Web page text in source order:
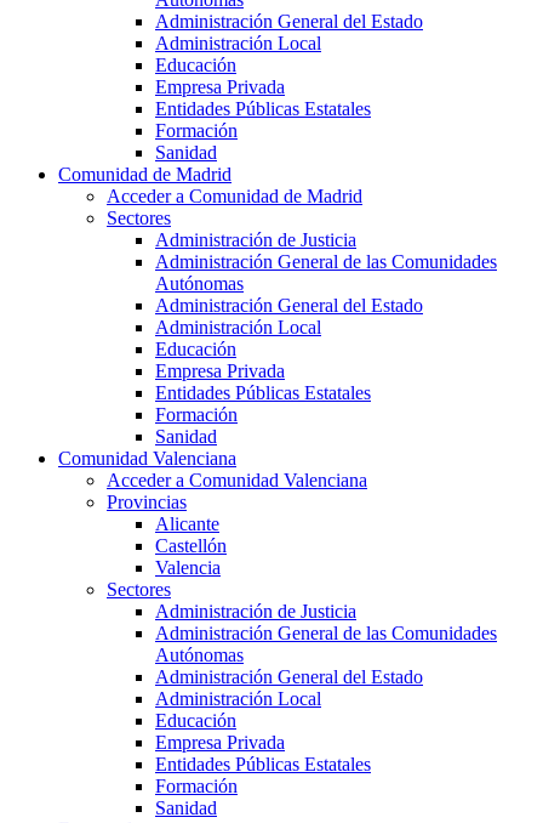
Administración General del Estado
Administración Local
Educación
Empresa Privada
Entidades Públicas Estatales
Formación
Sanidad
Comunidad de Madrid
Acceder a Comunidad de Madrid
Sectores
Administración de Justicia
Administración General de las Comunidades
Autónomas
Administración General del Estado
Administración Local
Educación
Empresa Privada
Entidades Públicas Estatales
Formación
Sanidad
Comunidad Valenciana
Acceder a Comunidad Valenciana
Provincias
Alicante
Castellón
Valencia
Sectores
Administración de Justicia
Administración General de las Comunidades
Autónomas
Administración General del Estado
Administración Local
Educación
Empresa Privada
Entidades Públicas Estatales
Formación
Sanidad